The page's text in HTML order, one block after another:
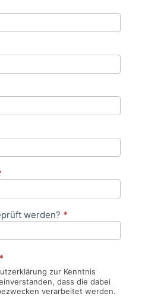
werden? *
*
zur Kenntnis
dass die dabei
verarbeitet werden.